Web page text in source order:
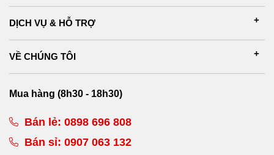
DỊCH VỤ & HỖ TRỢ
VỀ CHÚNG TÔI
Mua hàng (8h30 - 18h30)
Bán lẻ: 0898 696 808
Bán sỉ: 0907 063 132